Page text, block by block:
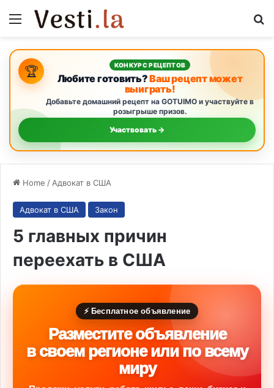
Menu
🏆 КОНКУРС РЕЦЕПТОВ
Любите готовить?Ваш рецепт может
выиграть!
Добавьте домашний рецепт на GOTUIMO и участвуйте в
розыгрыше призов.
Участвовать →
Home / Адвокат в США
Адвокат в США Закон
5 главных причин
переехать в США
⚡ Бесплатное объявление
Разместите объявление
в своем регионе или по всему
миру